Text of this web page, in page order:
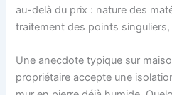
au-delà du prix : nature des
traitement des points
Une anecdote typique sur
propriétaire accepte une